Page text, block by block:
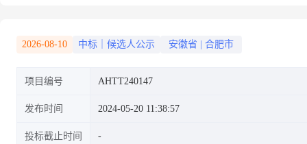
2026-08-10 中标｜候选人公示 安徽省 合肥市
项目编号 AHTT240147
发布时间 2024-05-20 11:38:57
投标截止时间